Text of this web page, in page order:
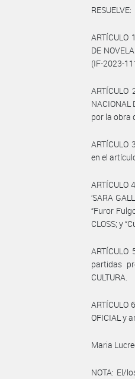
RESUELVE:
ARTÍCULO
DE
(IF-2023-
NACIONAL
por la obra
ARTÍCULO
en el
ARTÍCULO
‘SARA
“Furor
CLOSS; y
partidas
CULTURA.
ARTÍCULO
OFICIAL y
Maria
NOTA: El/